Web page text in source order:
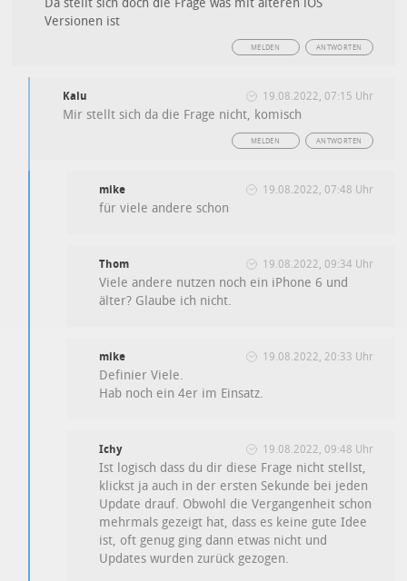
Da stellt sich doch die Frage was mit älteren iOS
Versionen ist
ANTWORTEN
MELDEN
Kalu 19.08.2022, 07:15 Uhr
Mir stellt sich da die Frage nicht, komisch
ANTWORTEN
MELDEN
mike 19.08.2022, 07:48 Uhr
für viele andere schon
Thom 19.08.2022, 09:34 Uhr
Viele andere nutzen noch ein iPhone 6 und
älter? Glaube ich nicht.
mike 19.08.2022, 20:33 Uhr
Definier Viele.
Hab noch ein 4er im Einsatz.
Ichy 19.08.2022, 09:48 Uhr
Ist logisch dass du dir diese Frage nicht stellst,
klickst ja auch in der ersten Sekunde bei jeden
Update drauf. Obwohl die Vergangenheit schon
mehrmals gezeigt hat, dass es keine gute Idee
ist, oft genug ging dann etwas nicht und
Updates wurden zurück gezogen.